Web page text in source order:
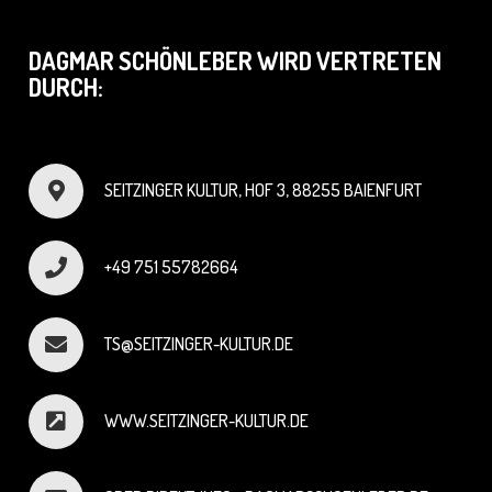
DAGMAR SCHÖNLEBER WIRD VERTRETEN
DURCH:
SEITZINGER KULTUR, HOF 3, 88255 BAIENFURT
+49 751 55782664
TS@SEITZINGER-KULTUR.DE
WWW.SEITZINGER-KULTUR.DE